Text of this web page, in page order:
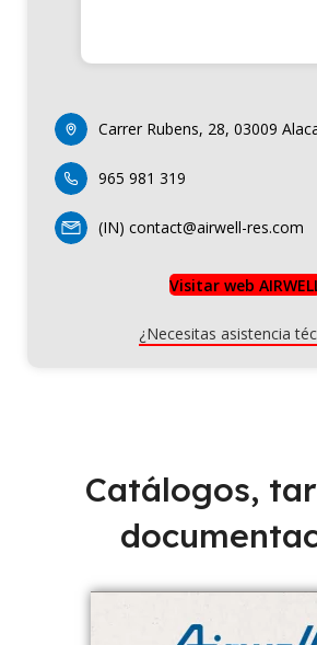
Carrer Rubens, 28, 03009
965 981 319
(IN) contact@airwell-res.com
Visitar web
¿Necesitas asistencia
Catálogos,